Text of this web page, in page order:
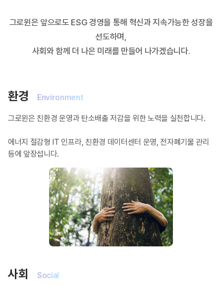
그로윈은 앞으로도 ESG 경영을 통해 혁신과 지속가능한 성장을
선도하며,
사회와 함께 더 나은 미래를 만들어 나가겠습니다.
환경 Environment
그로윈은 친환경 운영과 탄소배출 저감을 위한 노력을 실천합니다.
에너지 절감형 IT 인프라, 친환경 데이터센터 운영, 전자폐기물 관리
등에 앞장섭니다.
사회 Social